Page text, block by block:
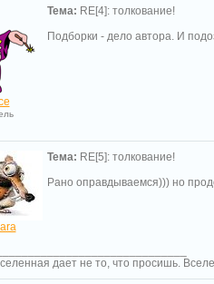
Тема: RE[4]: толкование!
Подборки - дело автора. И
Тема: RE[5]: толкование!
Рано оправдываемся))) но
дает не то, что просишь.